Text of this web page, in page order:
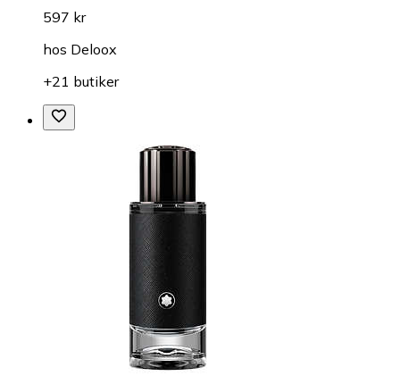
597 kr
hos Deloox
+21 butiker